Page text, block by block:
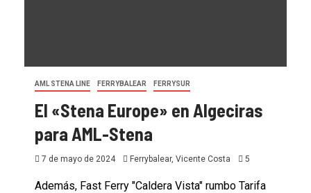
AML STENA LINE FERRYBALEAR FERRYSUR
El «Stena Europe» en Algeciras
para AML-Stena
7 de mayo de 2024 Ferrybalear, Vicente Costa 5
Además, Fast Ferry "Caldera Vista" rumbo Tarifa